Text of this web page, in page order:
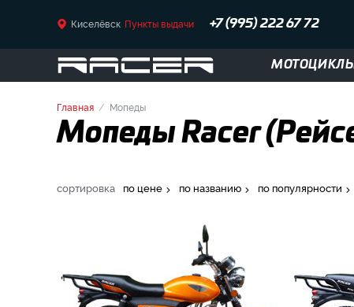
Киселёвск Пункты выдачи +7 (995) 222 67 72
Главная Мопеды
Мопеды Racer
сортировка по цене по названию по популярности